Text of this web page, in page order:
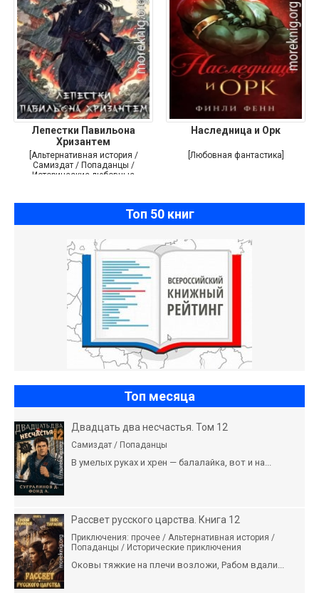
Лепестки Павильона
Хризантем
[Альтернативная история /
Самиздат / Попаданцы /
Исторические любовные
Наследница и Орк
[Любовная фантастика]
Топ 50 книг
Топ месяца
Двадцать два несчастья. Том 12
Самиздат / Попаданцы
В умелых руках и хрен — балалайка, вот и на...
Рассвет русского царства. Книга 12
Приключения: прочее / Альтернативная история /
Попаданцы / Исторические приключения
Оковы тяжкие на плечи возложи, Рабом вдали...